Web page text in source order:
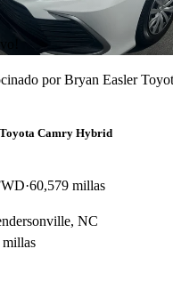
porBryan Easler
Camry Hybrid
60,579 millas
NC
millas